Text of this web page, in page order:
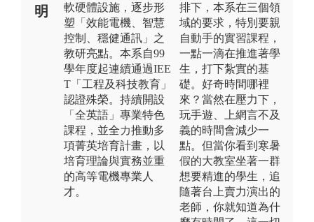
明
軟硬體設施，逐步形
塑「效能電機、智慧
控制、穩健通訊」之
教研亮點。本系自99
學年度起連續通過IEE
T「工程及科技教育」
認證殊榮。持續開設
「全英語」專業特色
課程，並全力推動多
項菁英培育計畫，以
培育理論與實務並重
的高等電機專業人
才。
排下，本系在三個領
域的要求，特別要親
自動手的實習課程，
一點一滴在推進著學
生，打下紮實的基
礎。好奇時間哪裡
來？當然在壓力下，
玩手遊、上網言不及
義的時間會減少一
點。但當你看到寒暑
假的大教室坐著一群
想要精進的學生，追
隨著台上賣力演出的
老師，你就知道為什